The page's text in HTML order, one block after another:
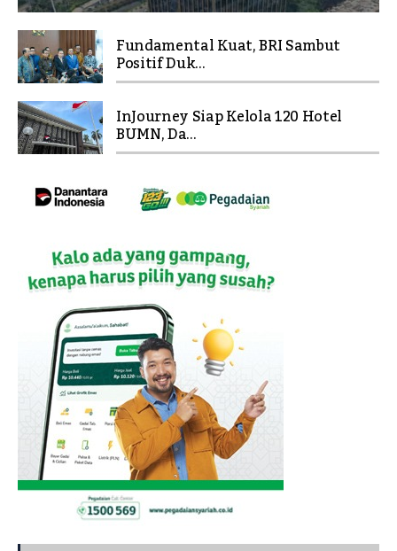
Fundamental Kuat, BRI Sambut
Positif Duk...
InJourney Siap Kelola 120 Hotel
BUMN, Da...